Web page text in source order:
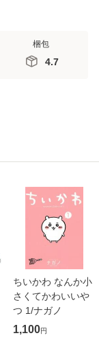
梱包
4.7
ちいかわ なんか小
さくてかわいいや
つ 1/ナガノ
1,100円